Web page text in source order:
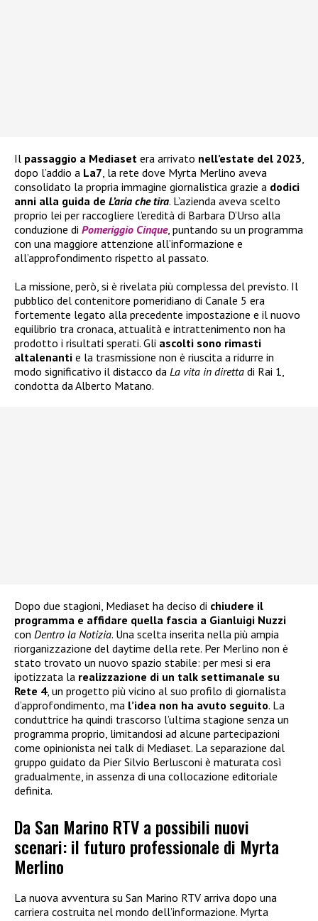
Il passaggio a Mediaset era arrivato nell’estate del 2023,
dopo l’addio a La7, la rete dove Myrta Merlino aveva
consolidato la propria immagine giornalistica grazie a dodici
anni alla guida de L’aria che tira. L’azienda aveva scelto
proprio lei per raccogliere l’eredità di Barbara D’Urso alla
conduzione di Pomeriggio Cinque, puntando su un programma
con una maggiore attenzione all’informazione e
all’approfondimento rispetto al passato.
La missione, però, si è rivelata più complessa del previsto. Il
pubblico del contenitore pomeridiano di Canale 5 era
fortemente legato alla precedente impostazione e il nuovo
equilibrio tra cronaca, attualità e intrattenimento non ha
prodotto i risultati sperati. Gli ascolti sono rimasti
altalenanti e la trasmissione non è riuscita a ridurre in
modo significativo il distacco da La vita in diretta di Rai 1,
condotta da Alberto Matano.
Dopo due stagioni, Mediaset ha deciso di chiudere il
programma e affidare quella fascia a Gianluigi Nuzzi
con Dentro la Notizia. Una scelta inserita nella più ampia
riorganizzazione del daytime della rete. Per Merlino non è
stato trovato un nuovo spazio stabile: per mesi si era
ipotizzata la realizzazione di un talk settimanale su
Rete 4, un progetto più vicino al suo profilo di giornalista
d’approfondimento, ma l’idea non ha avuto seguito. La
conduttrice ha quindi trascorso l’ultima stagione senza un
programma proprio, limitandosi ad alcune partecipazioni
come opinionista nei talk di Mediaset. La separazione dal
gruppo guidato da Pier Silvio Berlusconi è maturata così
gradualmente, in assenza di una collocazione editoriale
definita.
Da San Marino RTV a possibili nuovi
scenari: il futuro professionale di Myrta
Merlino
La nuova avventura su San Marino RTV arriva dopo una
carriera costruita nel mondo dell’informazione. Myrta